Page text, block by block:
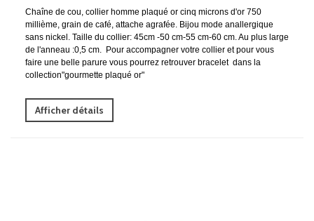
Chaîne de cou, collier homme plaqué or cinq microns d'or 750
millième, grain de café, attache agrafée. Bijou mode anallergique
sans nickel. Taille du collier: 45cm -50 cm-55 cm-60 cm. Au plus large
de l'anneau :0,5 cm. Pour accompagner votre collier et pour vous
faire une belle parure vous pourrez retrouver bracelet dans la
collection"gourmette plaqué or"
Afficher détails